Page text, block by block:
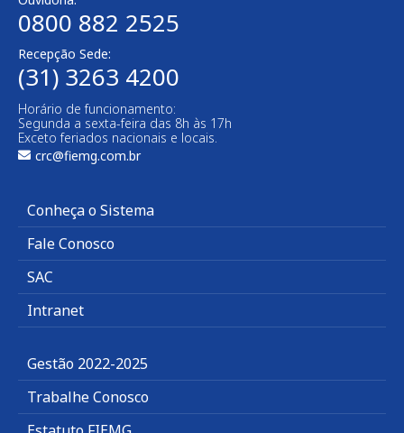
0800 882 2525
Recepção Sede:
(31) 3263 4200
Horário de funcionamento:
Segunda a sexta-feira das 8h às 17h
Exceto feriados nacionais e locais.
crc@fiemg.com.br
Conheça o Sistema
Fale Conosco
SAC
Intranet
Gestão 2022-2025
Trabalhe Conosco